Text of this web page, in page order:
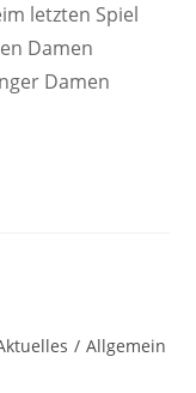
letzten Spiel
Damen
Damen
/ Allgemein